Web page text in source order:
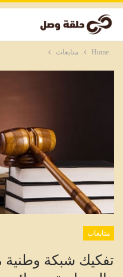
Home متابعات
متابعات
تفكيك شبكة وطنية